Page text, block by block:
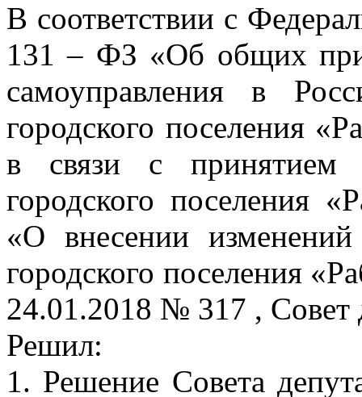
В соответствии с
131 – ФЗ «Об общих
самоуправления в
городского поселения
в связи с принятием
городского поселения
«О внесении
городского поселения
24.01.2018 № 317 , Совет
Решил:
1. Решение Совета